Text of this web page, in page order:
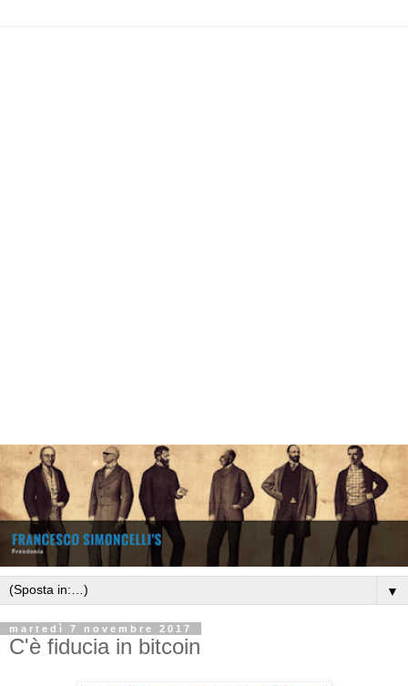
▼
martedì 7 novembre 2017
C'è fiducia in bitcoin